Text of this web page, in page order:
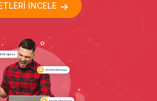
İNCELE